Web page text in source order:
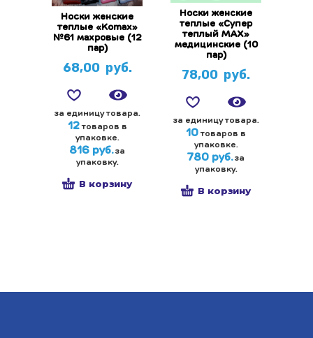
Носки женские
теплые «Komax»
№61 махровые (12
пар)
68,00 руб.
за единицу товара.
12товаров в
упаковке.
816 руб.за
упаковку.
В корзину
Носки женские
теплые «Супер
теплый МАХ»
медицинские (10
пар)
78,00 руб.
за единицу товара.
10товаров в
упаковке.
780 руб.за
упаковку.
В корзину